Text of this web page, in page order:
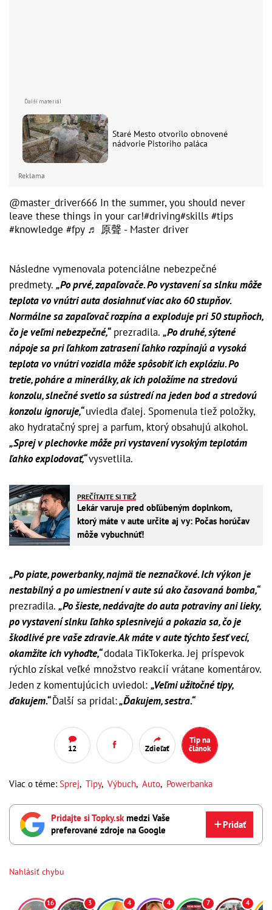
Staré Mesto otvorilo obnovené
nádvorie Pistoriho paláca
Reklama
@master_driver666 In the summer, you should never
leave these things in your car!#driving#skills #tips
#knowledge #fpy ♬ 原聲 - Master driver
Následne vymenovala potenciálne nebezpečné
predmety. „Po prvé, zapaľovače. Po vystavení sa slnku môže
teplota vo vnútri auta dosiahnuť viac ako 60 stupňov.
Normálne sa zapaľovač rozpína a exploduje pri 50 stupňoch,
čo je veľmi nebezpečné,“prezradila. „Po druhé, sýtené
nápoje sa pri ľahkom zatrasení ľahko rozpínajú a vysoká
teplota vo vnútri vozidla môže spôsobiť ich explóziu. Po
tretie, poháre a minerálky, ak ich položíme na stredovú
konzolu, slnečné svetlo sa sústredí na jeden bod a stredovú
konzolu ignoruje,“uviedla ďalej. Spomenula tiež položky,
ako hydratačný sprej a parfum, ktorý obsahujú alkohol.
„Sprej v plechovke môže pri vystavení vysokým teplotám
ľahko explodovať,“vysvetlila.
PREČÍTAJTE SI TIEŽ
Lekár varuje pred obľúbeným doplnkom,
ktorý máte v aute určite aj vy: Počas horúčav
môže vybuchnúť!
„Po piate, powerbanky, najmä tie neznačkové. Ich výkon je
nestabilný a po umiestnení v aute sú ako časovaná bomba,“
prezradila. „Po šieste, nedávajte do auta potraviny ani lieky,
po vystavení slnku ľahko splesnivejú a pokazia sa, čo je
škodlivé pre vaše zdravie. Ak máte v aute týchto šesť vecí,
okamžite ich vyhoďte,“dodala TikTokerka. Jej príspevok
rýchlo získal veľké množstvo reakcií vrátane komentárov.
Jeden z komentujúcich uviedol: „Veľmi užitočné tipy,
ďakujem.“Ďalší sa pridal:„Ďakujem, sestra.“
12 Zdieľať
Tip na
článok
Viac o téme: Sprej, Tipy, Výbuch, Auto, Powerbanka
Pridajte si Topky.skmedzi Vaše
preferované zdroje na Google
Pridať
Nahlásiť chybu
16 3 4 4 7 4